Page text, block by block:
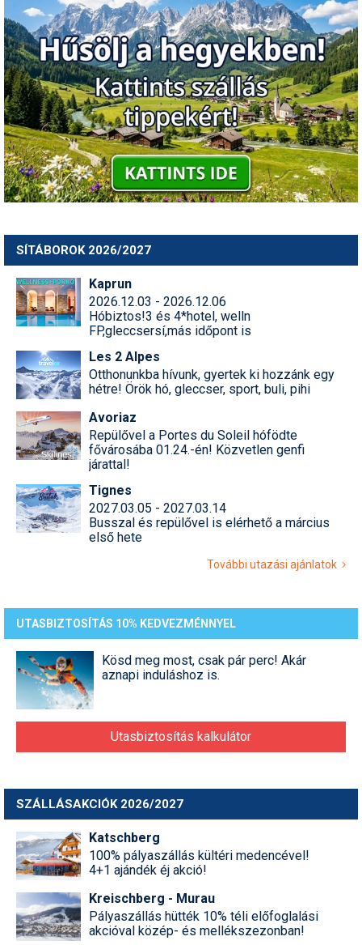
SÍTÁBOROK 2026/2027
Kaprun
2026.12.03 - 2026.12.06
Hóbiztos!3 és 4*hotel, welln
FP,gleccsersí,más időpont is
Les 2 Alpes
Otthonunkba hívunk, gyertek ki hozzánk egy
hétre! Örök hó, gleccser, sport, buli, pihi
Avoriaz
Repülővel a Portes du Soleil hófödte
fővárosába 01.24.-én! Közvetlen genfi
járattal!
Tignes
2027.03.05 - 2027.03.14
Busszal és repülővel is elérhető a március
első hete
További utazási ajánlatok
UTASBIZTOSÍTÁS 10% KEDVEZMÉNNYEL
Kösd meg most, csak pár perc! Akár
aznapi induláshoz is.
Utasbiztosítás kalkulátor
SZÁLLÁSAKCIÓK 2026/2027
Katschberg
100% pályaszállás kültéri medencével!
4+1 ajándék éj akció!
Kreischberg - Murau
Pályaszállás hütték 10% téli előfoglalási
akcióval közép- és mellékszezonban!